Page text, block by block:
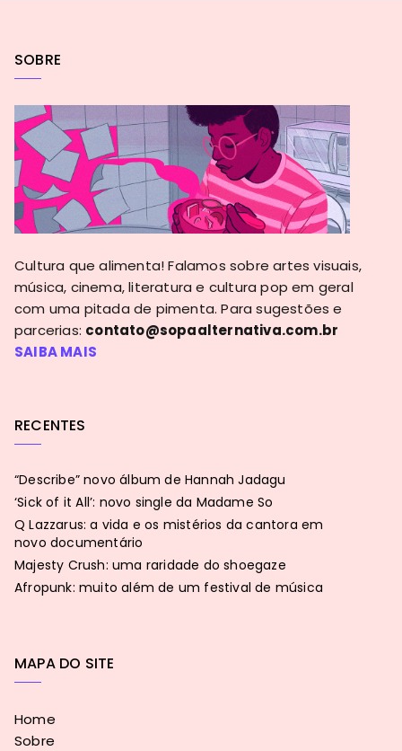
SOBRE
Cultura que alimenta! Falamos sobre artes visuais,
música, cinema, literatura e cultura pop em geral
com uma pitada de pimenta. Para sugestões e
parcerias: contato@sopaalternativa.com.br
SAIBA MAIS
RECENTES
“Describe” novo álbum de Hannah Jadagu
‘Sick of it All’: novo single da Madame So
Q Lazzarus: a vida e os mistérios da cantora em
novo documentário
Majesty Crush: uma raridade do shoegaze
Afropunk: muito além de um festival de música
MAPA DO SITE
Home
Sobre